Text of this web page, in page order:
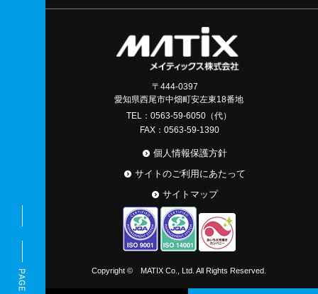
〒444-0397
愛知県西尾市中畑町安左東18番地
TEL：0563-59-6050（代）
FAX：0563-59-1390
個人情報保護方針
サイトのご利用にあたって
サイトマップ
Copyright © MATIX Co., Ltd. All Rights Reserved.